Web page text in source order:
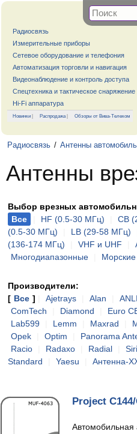
Радиосвязь
Измерительные приборы
Сетевое оборудование и телефония
Автоматизация торговли и навигация
Видеонаблюдение и контроль доступа
Спецтехника и тактическое снаряжение
Hi-Fi аппаратура
Новинки | Распродажа| Обзоры от Вива-Телеком
Радиосвязь / Антенны
Антенны
Выбор врезных
Все
HF (0.5-30 МГц) CB
(0.5-30 МГц)
LB (29-58 МГц)
(136-174 МГц)
VHF и UHF
Многодиапазонные
Морские
Производители:
[ Все ] Ajetrays Alan ANLI
ComTech
Diamond Euro
Lab599
Lemm Maxrad
Opek
Optim Panorama
Racio
Radaxo Radial
Standard
Yaesu Антенна-
Project
Автомобильная